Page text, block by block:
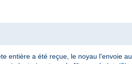
entière a été reçue, le noyau l'envoie au